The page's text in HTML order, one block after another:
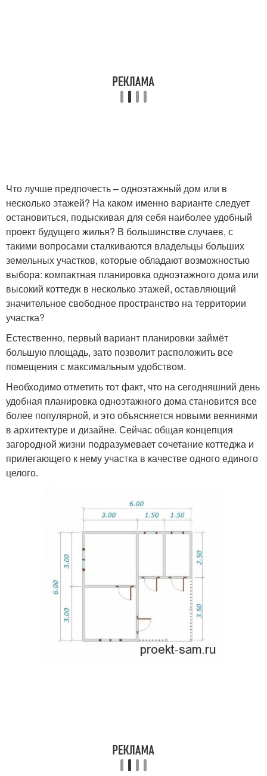
Что лучше предпочесть – одноэтажный дом или в
несколько этажей? На каком именно варианте следует
остановиться, подыскивая для себя наиболее удобный
проект будущего жилья? В большинстве случаев, с
такими вопросами сталкиваются владельцы больших
земельных участков, которые обладают возможностью
выбора: компактная планировка одноэтажного дома или
высокий коттедж в несколько этажей, оставляющий
значительное свободное пространство на территории
участка?
Естественно, первый вариант планировки займёт
большую площадь, зато позволит расположить все
помещения с максимальным удобством.
Необходимо отметить тот факт, что на сегодняшний день
удобная планировка одноэтажного дома становится все
более популярной, и это объясняется новыми веяниями
в архитектуре и дизайне. Сейчас общая концепция
загородной жизни подразумевает сочетание коттеджа и
прилегающего к нему участка в качестве одного единого
целого.